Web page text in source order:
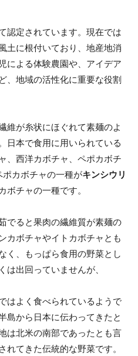
認定されています。現在では
土に根付いており、地産地消
による体験農園や、アイデア
、地域の活性化に重要な役割
維が糸状にほぐれて素麺のよ
日本で食用に用いられている
、西洋カボチャ、ペポカボチ
ポカボチャの一種がキンシウリ
ボチャの一種です。
でると果肉の繊維質が素麺の
カボチャやイトカボチャとも
く、もっぱら食用の野菜とし
は出回っていませんが、
はよく食べられているようで
島から日本に伝わってきたと
は北米の南部であったとも言
れてきた伝統的な野菜です。